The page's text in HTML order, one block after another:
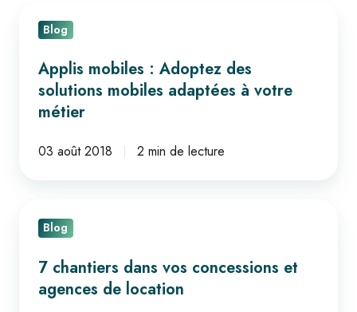
mobiles
Adoptez
des
solutions
mobiles
votre
métier
Blog
Applis mobiles : Adoptez des
solutions mobiles adaptées à votre
métier
03 août 2018 2 min de lecture
chantiers
dans
concessions
Blog
7 chantiers dans vos concessions et
agences de location